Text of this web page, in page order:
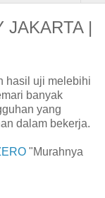
JAKARTA |
hasil uji melebihi
banyak
yang
dalam bekerja.
"Murahnya